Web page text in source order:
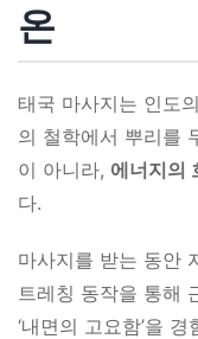
온
태국 마사지는 인도
의 철학에서 뿌리를
이 아니라, 에너지의
다.
마사지를 받는 동안
트레칭 동작을 통해
‘내면의 고요함’을